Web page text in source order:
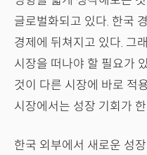
글로벌화되고 있다. 한국
경제에 뒤쳐지고 있다. 그
시장을 떠나야 할 필요가
것이 다른 시장에 바로 적
시장에서는 성장 기회가
한국 외부에서 새로운 성